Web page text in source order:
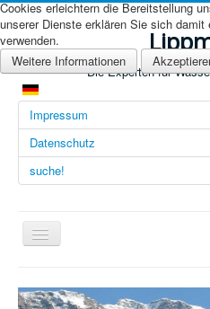
Die Experten für
Impressum
Datenschutz
suche!
Navigation
an/aus
Cookies erleichtern die Bereitstellung
unserer Dienste erklären Sie sich
verwenden.
Weitere Informationen